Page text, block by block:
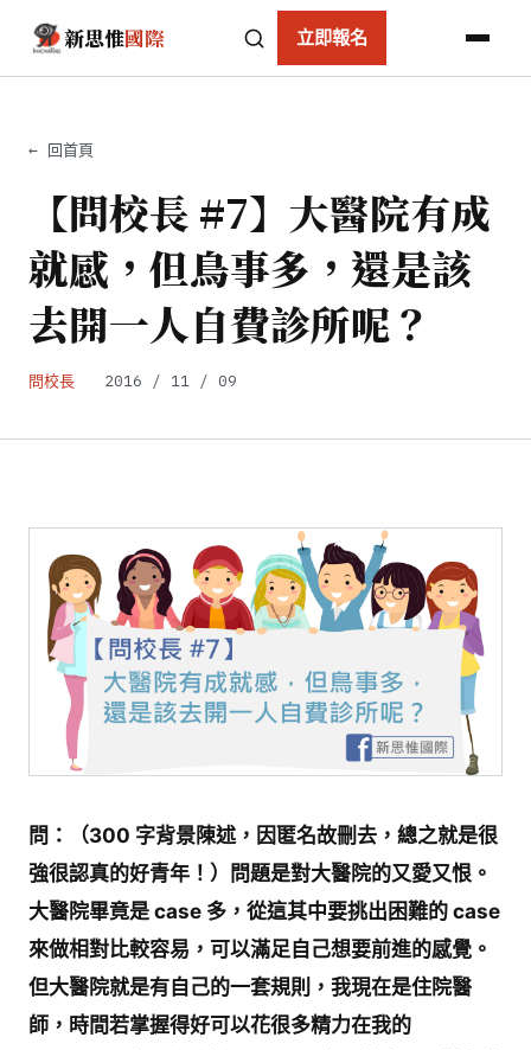
新思惟國際 立即報名
← 回首頁
【問校長 #7】大醫院有成
就感，但鳥事多，還是該
去開一人自費診所呢？
問校長 2016 / 11 / 09
問：（300 字背景陳述，因匿名故刪去，總之就是很
強很認真的好青年！）問題是對大醫院的又愛又恨。
大醫院畢竟是 case 多，從這其中要挑出困難的 case
來做相對比較容易，可以滿足自己想要前進的感覺。
但大醫院就是有自己的一套規則，我現在是住院醫
師，時間若掌握得好可以花很多精力在我的